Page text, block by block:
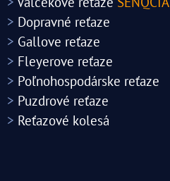
> Dopravné reťaze
> Gallove reťaze
> Fleyerove reťaze
> Poľnohospodárske reťaze
> Puzdrové reťaze
> Reťazové kolesá